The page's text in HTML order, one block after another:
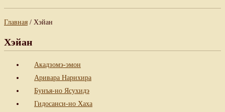
Главная / Хэйан
Хэйан
Акадзомэ-эмон
Аривара Нарихира
Бунъя-но Ясухидэ
Гидосанси-но Хаха